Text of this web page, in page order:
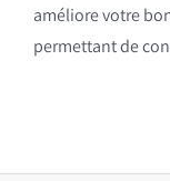
améliore votre
permettant de